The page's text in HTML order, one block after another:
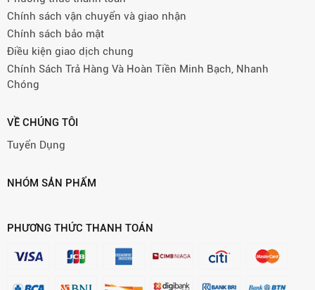
Chính sách vận chuyển và giao nhận
Chính sách bảo mật
Điều kiện giao dịch chung
Chính Sách Trả Hàng Và Hoàn Tiền Minh Bạch, Nhanh
Chóng
VỀ CHÚNG TÔI
Tuyển Dụng
NHÓM SẢN PHẨM
PHƯƠNG THỨC THANH TOÁN